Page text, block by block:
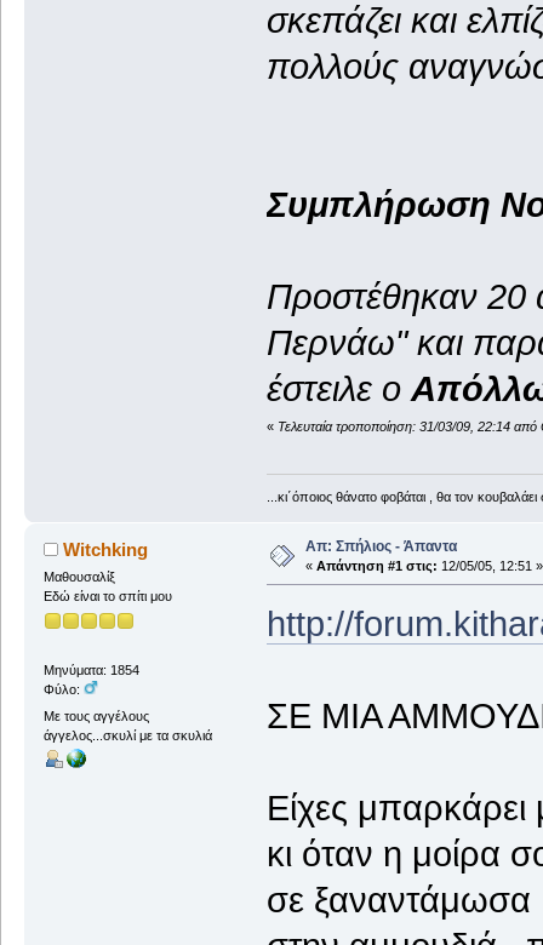
σκεπάζει και
πολλούς
Συμπλήρωση
Προστέθηκαν 20
Περνάω" και
έστειλε ο
« Τελευταία τροποποίηση: 31/03/09, 22:14
...κι΄όποιος θάνατο φοβάται , θα τον
Witchking
Μαθουσαλίξ
Εδώ είναι το σπίτι μου
Μηνύματα: 1854
Φύλο:
Με τους αγγέλους
άγγελος...σκυλί με τα σκυλιά
Απ: Σπήλιος - Άπαντα
« Απάντηση #1 στις: 12/05/05, 12:51 »
http://
ΣΕ ΜΙΑ
Είχες μπαρκάρει
κι όταν η μοίρα
σε ξαναντάμωσα